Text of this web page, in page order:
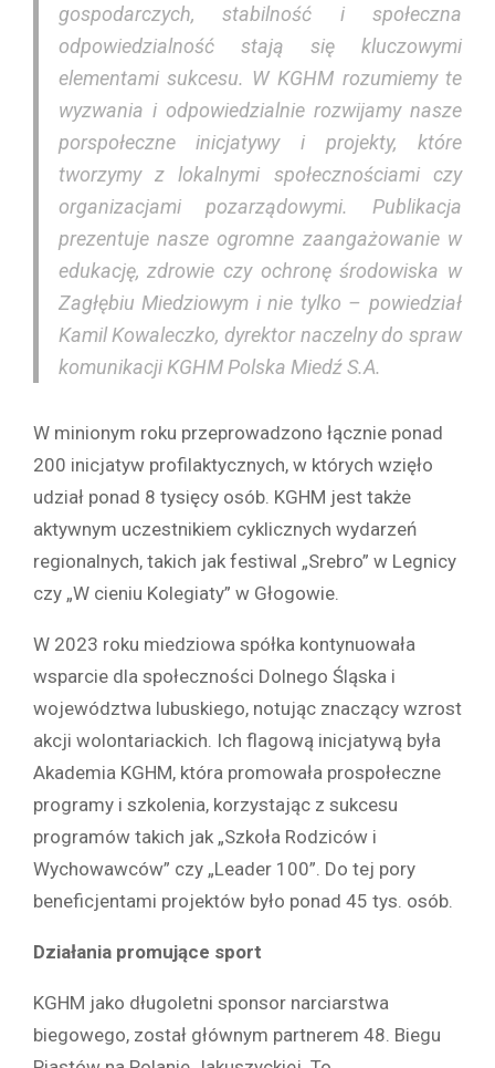
gospodarczych, stabilność i społeczna
odpowiedzialność stają się kluczowymi
elementami sukcesu. W KGHM rozumiemy te
wyzwania i odpowiedzialnie rozwijamy nasze
porspołeczne inicjatywy i projekty, które
tworzymy z lokalnymi społecznościami czy
organizacjami pozarządowymi. Publikacja
prezentuje nasze ogromne zaangażowanie w
edukację, zdrowie czy ochronę środowiska w
Zagłębiu Miedziowym i nie tylko – powiedział
Kamil Kowaleczko, dyrektor naczelny do spraw
komunikacji KGHM Polska Miedź S.A.
W minionym roku przeprowadzono łącznie ponad
200 inicjatyw profilaktycznych, w których wzięło
udział ponad 8 tysięcy osób. KGHM jest także
aktywnym uczestnikiem cyklicznych wydarzeń
regionalnych, takich jak festiwal „Srebro” w Legnicy
czy „W cieniu Kolegiaty” w Głogowie.
W 2023 roku miedziowa spółka kontynuowała
wsparcie dla społeczności Dolnego Śląska i
województwa lubuskiego, notując znaczący wzrost
akcji wolontariackich. Ich flagową inicjatywą była
Akademia KGHM, która promowała prospołeczne
programy i szkolenia, korzystając z sukcesu
programów takich jak „Szkoła Rodziców i
Wychowawców” czy „Leader 100”. Do tej pory
beneficjentami projektów było ponad 45 tys. osób.
Działania promujące sport
KGHM jako długoletni sponsor narciarstwa
biegowego, został głównym partnerem 48. Biegu